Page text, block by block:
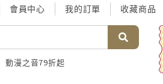
會員中心 我的訂單 收藏商品
動漫之音79折起